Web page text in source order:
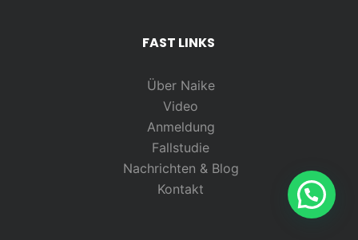
FAST LINKS
Über Naike
Video
Anmeldung
Fallstudie
Nachrichten & Blog
Kontakt